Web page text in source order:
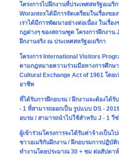
โครงการไปฝึกงานที่ประเทศสหรัฐอเม
Worantexได้มีการจัดเตรียมในเรื่องข
เราได้มีการพัฒนาอย่างต่อเนื่อง ในเรื่
กฎต่างๆ ของสถานฑูต โครงการฝึกงา
ฝึกงานจริง ณ ประเทศสหรัฐอเมริกา
โครงการ International Visitors
ตามกฎหมายความร่วมมือทางการศึกษ
Cultural Exchange Act of 1961 โดย
อาชีพ
ที่ได้รับการฝึกอบรม / ฝึกงานจะต้องได้
- 1 ที่สามารถออกเป็น รูปแบบ DS -
อบรม / สามารถนำไปใช้สำหรับ J - 1 วี
ผู้เข้าร่วมโครงการจะได้รับค่าจ้างเป็น
ชาวอเมริกันฝึกงาน / ฝึกอบรมการปฏิบั
ทำงานโดยประมาณ 30 + ชม ต่อสัปดาห์